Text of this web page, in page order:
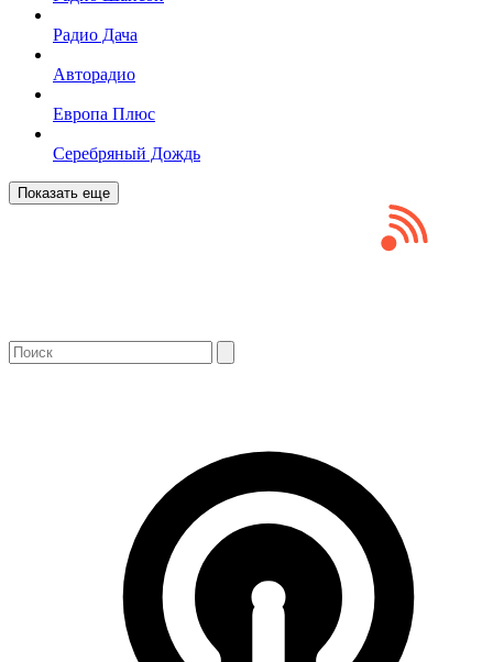
Радио Дача
Авторадио
Европа Плюс
Серебряный Дождь
Показать еще